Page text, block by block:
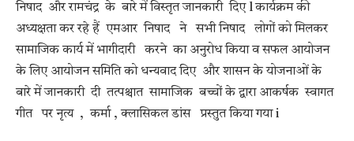
निषाद और रामचंद्र के बारे में विस्तृत जानकारी दिए l कार्यक्रम की
अध्यक्षता कर रहे हैं एमआर निषाद ने सभी निषाद लोगों को मिलकर
सामाजिक कार्य में भागीदारी करने का अनुरोध किया व सफल आयोजन
के लिए आयोजन समिति को धन्यवाद दिए और शासन के योजनाओं के
बारे में जानकारी दी तत्पश्चात सामाजिक बच्चों के द्वारा आकर्षक स्वागत
गीत पर नृत्य , कर्मा , क्लासिकल डांस प्रस्तुत किया गया i